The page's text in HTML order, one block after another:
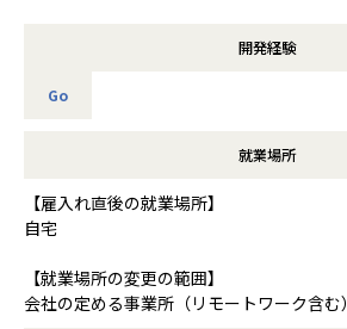
開発経験
Go
就業場所
【雇入れ直後の就業場所】
自宅
【就業場所の変更の範囲】
会社の定める事業所（リモートワーク含む）